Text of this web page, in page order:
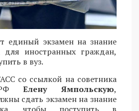
единый экзамен на знание
для иностранных граждан,
в вуз.
со ссылкой на советника
Елену Ямпольскую,
сдать экзамен на знание